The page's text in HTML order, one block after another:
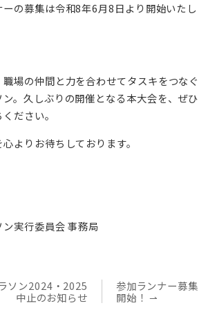
の募集は令和8年6月8日より開始いたし
場の仲間と力を合わせてタスキをつなぐ
。久しぶりの開催となる本大会を、ぜひ
ださい。
よりお待ちしております。
実行委員会 事務局
ソン2024・2025
中止のお知らせ
参加ランナー募集
開始！ ⇀